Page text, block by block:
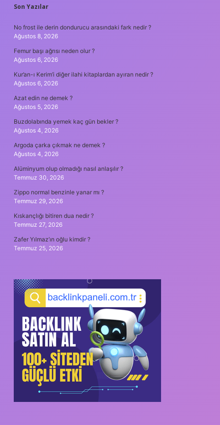
SIDEBAR
Son Yazılar
No frost ile derin dondurucu arasındaki fark nedir ?
Ağustos 8, 2026
Femur başı ağrısı neden olur ?
Ağustos 6, 2026
Kur’an-ı Kerim’i diğer ilahi kitaplardan ayıran nedir ?
Ağustos 6, 2026
Azat edin ne demek ?
Ağustos 5, 2026
Buzdolabında yemek kaç gün bekler ?
Ağustos 4, 2026
Argoda çarka çıkmak ne demek ?
Ağustos 4, 2026
Alüminyum olup olmadığı nasıl anlaşılır ?
Temmuz 30, 2026
Zippo normal benzinle yanar mı ?
Temmuz 29, 2026
Kıskançlığı bitiren dua nedir ?
Temmuz 27, 2026
Zafer Yılmaz’ın oğlu kimdir ?
Temmuz 25, 2026